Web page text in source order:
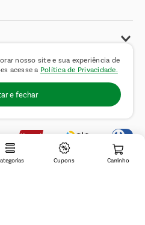
nosso site e sua experiência de
acesse a Política de Privacidade.
e fechar
Cupons